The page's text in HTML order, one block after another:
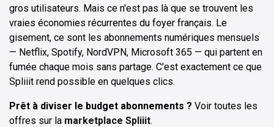
gros utilisateurs. Mais ce n'est pas là que se trouvent les
vraies économies récurrentes du foyer français. Le
gisement, ce sont les abonnements numériques mensuels
— Netflix, Spotify, NordVPN, Microsoft 365 — qui partent en
fumée chaque mois sans partage. C'est exactement ce que
Spliiit rend possible en quelques clics.
Prêt à diviser le budget abonnements ? Voir toutes les
offres sur la marketplace Spliiit.